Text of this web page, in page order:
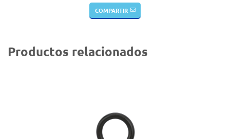
COMPARTIR
Productos relacionados